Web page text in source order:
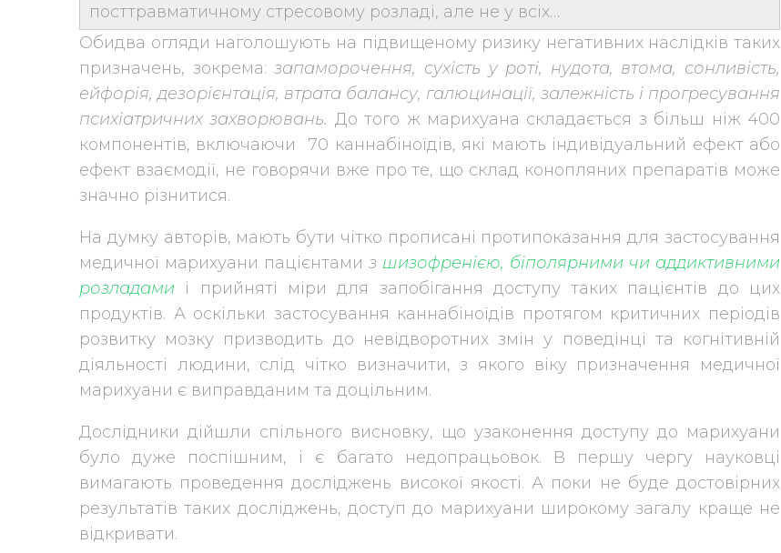
посттравматичному стресовому розладі, але не у всіх…
Обидва огляди наголошують на підвищеному ризику негативних наслідків таких
призначень, зокрема:запаморочення, сухість у роті, нудота, втома, сонливість,
ейфорія, дезорієнтація, втрата балансу, галюцинації, залежність і прогресування
психіатричних захворювань. До того ж марихуана складається з більш ніж 400
компонентів, включаючи 70 каннабіноїдів, які мають індивідуальний ефект або
ефект взаємодії, не говорячи вже про те, що склад конопляних препаратів може
значно різнитися.
На думку авторів, мають бути чітко прописані протипоказання для застосування
медичної марихуани пацієнтами з шизофренією, біполярними чи аддиктивними
розладами і прийняті міри для запобігання доступу таких пацієнтів до цих
продуктів. А оскільки застосування каннабіноїдів протягом критичних періодів
розвитку мозку призводить до невідворотних змін у поведінці та когнітивній
діяльності людини, слід чітко визначити, з якого віку призначення медичної
марихуани є виправданим та доцільним.
Дослідники дійшли спільного висновку, що узаконення доступу до марихуани
було дуже поспішним, і є багато недопрацьовок. В першу чергу науковці
вимагають проведення досліджень високої якості. А поки не буде достовірних
результатів таких досліджень, доступ до марихуани широкому загалу краще не
відкривати.